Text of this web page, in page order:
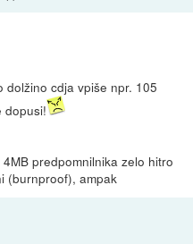
dolžino cdja vpiše npr. 105
dopusi!
predpomnilnika zelo hitro
(burnproof), ampak